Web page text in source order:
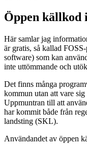
Öppen källkod
Här samlar jag
är gratis, så kallad
software) som kan
inte uttömmande och
Det finns många
kommun utan att vare
Uppmuntran till att
har kommit både från
landsting (SKL).
Användandet av öppen